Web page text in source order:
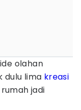
olahan
dulu lima kreasi
jadi